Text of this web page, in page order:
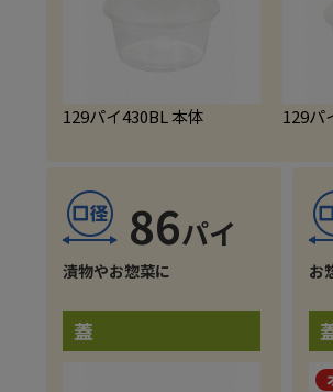
129パイ430BL 本体 129パ
86
漬物やお惣菜に
蓋
お